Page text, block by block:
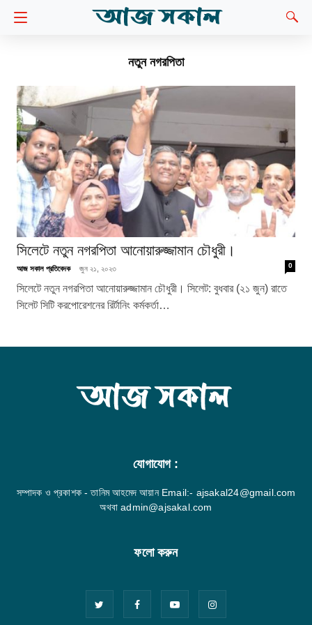
নতুন নগরপিতা
সিলেটে নতুন নগরপিতা আনোয়ারুজ্জামান চৌধুরী।
আজ সকাল প্রতিবেদক জুন ২১, ২০২৩ 0
সিলেটে নতুন নগরপিতা আনোয়ারুজ্জামান চৌধুরী। সিলেট: বুধবার (২১ জুন) রাতে
সিলেট সিটি করপোরেশনের রির্টানিং কর্মকর্তা…
যোগাযোগ :
সম্পাদক ও প্রকাশক - তানিম আহমেদ আয়ান Email:- ajsakal24@gmail.com
অথবা admin@ajsakal.com
ফলো করুন